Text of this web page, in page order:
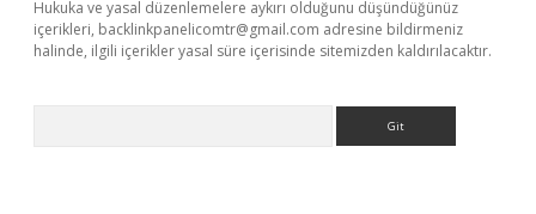
Hukuka ve yasal düzenlemelere aykırı olduğunu düşündüğünüz
içerikleri, backlinkpanelicomtr@gmail.com adresine bildirmeniz
halinde, ilgili içerikler yasal süre içerisinde sitemizden kaldırılacaktır.